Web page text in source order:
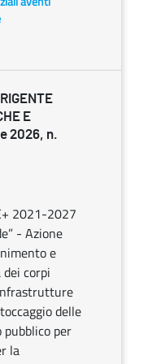
E
2026, n.
2021-2027
- Azione
e
corpi
delle
per
la